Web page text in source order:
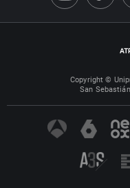
Copyright ©
San